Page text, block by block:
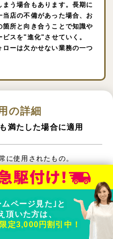
う場合もあります。長期に
店の不備があった場合、お
所と向き合うことで知識や
スを"進化"させていく。
ーは欠かせない業務の一つ
の詳細
満たした場合に適用
に使用されたもの。
だいた工事個所であるこ
頼（アフター修理）をいた
合。
る貼付ラベルに従って正常
ムページ見た｣と
頂いた方は、
定3,000円割引中！